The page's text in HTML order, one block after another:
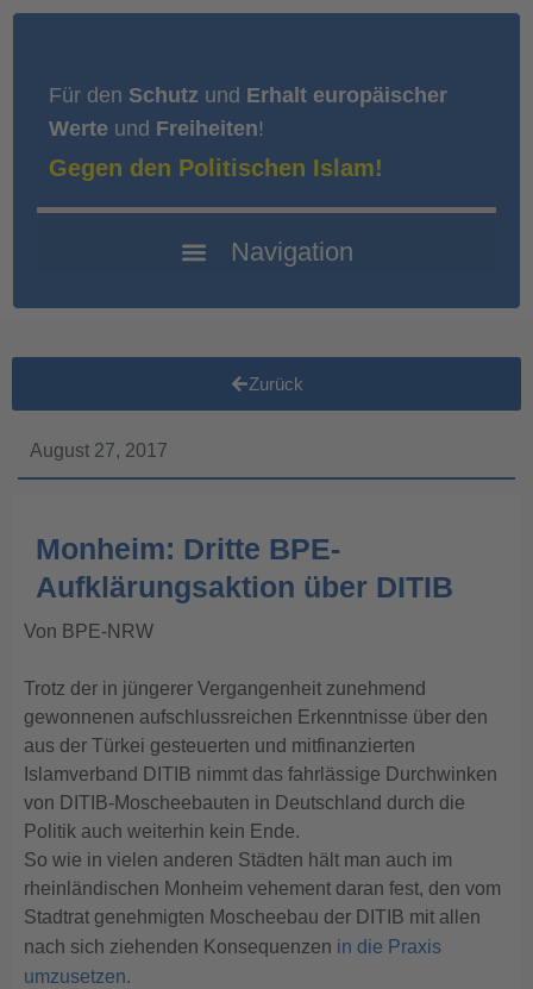
Für den Schutz und Erhalt europäischer
Werte und Freiheiten!
Gegen den Politischen Islam!
Zurück
August 27, 2017
Monheim: Dritte BPE-
Aufklärungsaktion über DITIB
Von BPE-NRW
Trotz der in jüngerer Vergangenheit zunehmend
gewonnenen aufschlussreichen Erkenntnisse über den
aus der Türkei gesteuerten und mitfinanzierten
Islamverband DITIB nimmt das fahrlässige Durchwinken
von DITIB-Moscheebauten in Deutschland durch die
Politik auch weiterhin kein Ende.
So wie in vielen anderen Städten hält man auch im
rheinländischen Monheim vehement daran fest, den vom
Stadtrat genehmigten Moscheebau der DITIB mit allen
nach sich ziehenden Konsequenzen in die Praxis
umzusetzen.